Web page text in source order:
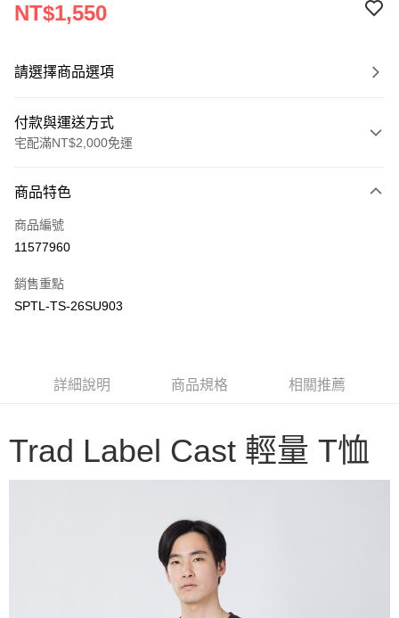
NT$1,550
請選擇商品選項
付款與運送方式
宅配滿NT$2,000免運
信用卡一次付款
信用卡分期付款
合作金庫商業銀行
華南商業銀行
匯豐（台灣）商業銀行
華泰商業銀行
玉山商業銀行
星展（台灣）商業銀行
台新國際商業銀行
中國信託商業銀行
台灣樂天信用卡公司
6 期 0 利率 每期
國泰世華商業銀行
兆豐國際商業銀行
臺灣中小企業銀行
台中商業銀行
元大商業銀行
永豐商業銀行
星展（台灣）商業銀行
Google Pay
相關說明
【關於「AFTEE先享後付」】
AFTEE先享後付是「在收到商品之後才付款」的支付方式。 讓您購物簡單
２．便利：只要手機號碼，簡訊認證，即可結帳。
３．安心：先確認商品／服務後，再付款。
【「AFTEE先享後付」結帳流程】
１．於結帳方式選擇「AFTEE先享後付」後，將跳轉至「AFTEE先享後付」
結帳頁面，進行簡訊認證並確認金額後，即可完成結帳。
每筆NT$100，滿NT$2,000(含以上)免運費
商品特色
商品編號
11577960
銷售重點
SPTL-TS-26SU903
詳細說明 商品規格 相關推薦
Trad Label Cast 輕量 T恤